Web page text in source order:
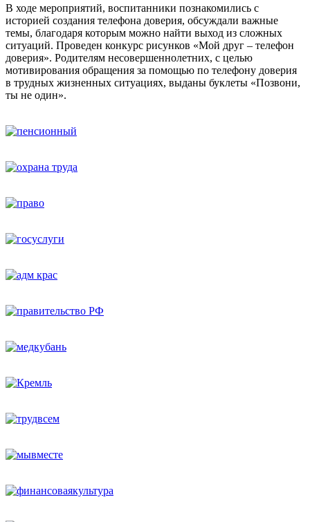
В ходе мероприятий, воспитанники познакомились с
историей создания телефона доверия, обсуждали важные
темы, благодаря которым можно найти выход из сложных
ситуаций. Проведен конкурс рисунков «Мой друг – телефон
доверия». Родителям несовершеннолетних, с целью
мотивирования обращения за помощью по телефону доверия
в трудных жизненных ситуациях, выданы буклеты «Позвони,
ты не один».